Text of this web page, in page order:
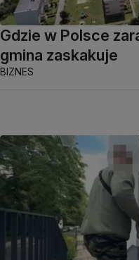
Gdzie w Polsce
gmina zaskakuje
BIZNES